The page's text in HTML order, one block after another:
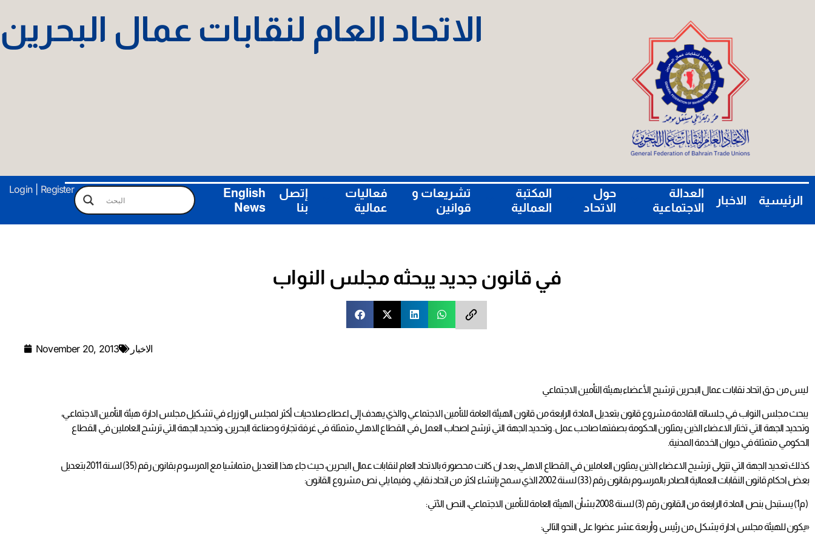
الاتحاد العام لنقابات عمال البحرين
Login Register
الرئيسية الاخبار
العدالة
الاجتماعية
حول
الاتحاد
المكتبة
العمالية
تشريعات و
قوانين
فعاليات
عمالية
إتصل
بنا
English
News
في قانون جديد يبحثه مجلس النواب
November 20, 2013 الاخبار
ليس من حق اتحاد نقابات عمال البحرين ترشيح الأعضاء بهيئة التأمين الاجتماعي
يبحث مجلس النواب في جلساته القادمة مشروع قانون بتعديل المادة الرابعة من قانون الهيئة العامة للتأمين الاجتماعي والذي يهدف إلى اعطاء صلاحيات أكثر لمجلس الوزراء في تشكيل مجلس ادارة هيئة التأمين الاجتماعي،
وتحديد الجهة التي تختار الاعضاء الذين يمثلون الحكومة بصفتها صاحب عمل. وتحديد الجهة التي ترشح اصحاب العمل في القطاع الاهلي متمثلة في غرفة تجارة وصناعة البحرين، وتحديد الجهة التي ترشح العاملين في القطاع
الحكومي متمثلة في ديوان الخدمة المدنية.
كذلك تعديد الجهة التي تتولى ترشيح الاعضاء الذين يمثلون العاملين في القطاع الاهلي، بعد ان كانت محصورة بالاتحاد العام لنقابات عمال البحرين، حيث جاء هذا التعديل متماشيا مع المرسوم بقانون رقم (35) لسنة 2011 بتعديل
بعض احكام قانون النقابات العمالية الصادر بالمرسوم بقانون رقم (33) لسنة 2002 الذي سمح بإنشاء اكثر من اتحاد نقابي. وفيما يلي نص مشروع القانون:
(م1) يستبدل بنص المادة الرابعة من القانون رقم (3) لسنة 2008 بشأن الهيئة العامة للتأمين الاجتماعي، النص الآتي:
«يكون للهيئة مجلس ادارة يشكل من رئيس وأربعة عشر عضوا على النحو التالي: